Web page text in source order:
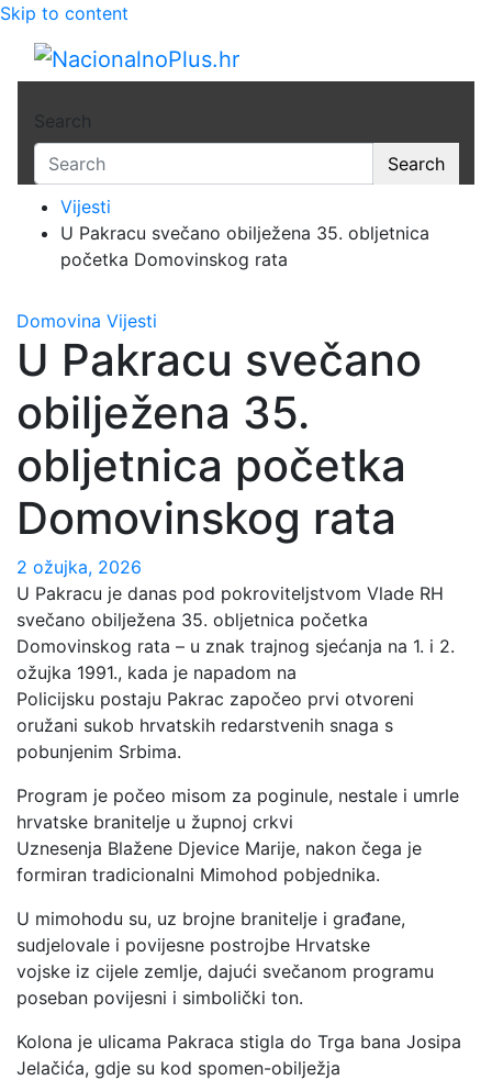
Skip to content
NacionalnoPlus.hr
Search
Search
Vijesti
U Pakracu svečano obilježena 35. obljetnica
početka Domovinskog rata
Domovina Vijesti
U Pakracu svečano
obilježena 35.
obljetnica početka
Domovinskog rata
2 ožujka, 2026
U Pakracu je danas pod pokroviteljstvom Vlade RH
svečano obilježena 35. obljetnica početka
Domovinskog rata – u znak trajnog sjećanja na 1. i 2.
ožujka 1991., kada je napadom na
Policijsku postaju Pakrac započeo prvi otvoreni
oružani sukob hrvatskih redarstvenih snaga s
pobunjenim Srbima.
Program je počeo misom za poginule, nestale i umrle
hrvatske branitelje u župnoj crkvi
Uznesenja Blažene Djevice Marije, nakon čega je
formiran tradicionalni Mimohod pobjednika.
U mimohodu su, uz brojne branitelje i građane,
sudjelovale i povijesne postrojbe Hrvatske
vojske iz cijele zemlje, dajući svečanom programu
poseban povijesni i simbolički ton.
Kolona je ulicama Pakraca stigla do Trga bana Josipa
Jelačića, gdje su kod spomen-obilježja